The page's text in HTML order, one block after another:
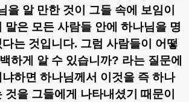
을 알 만한 것이 그들 속에 보임이
말은 모든 사람들 안에 하나님을 명
는 것입니다. 그럼 사람들이 어떻
하게 알 수 있습니까? 라는 질문에
하면 하나님께서 이것을 즉 하나
것을 그들에게 나타내셨기 때문이